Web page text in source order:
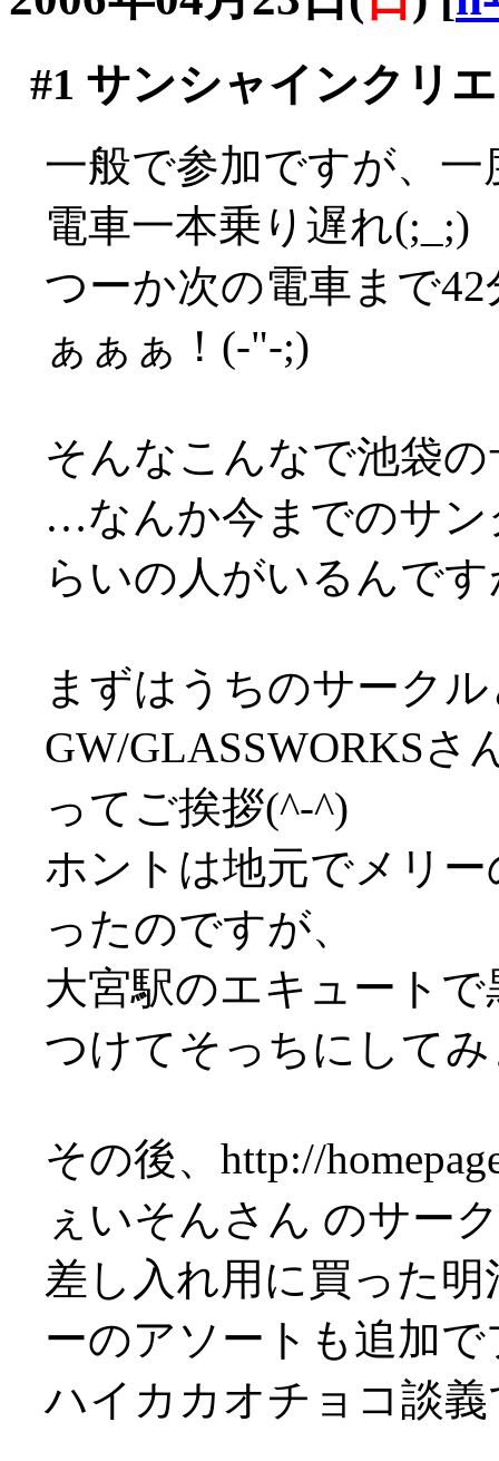
#1 サンシャインクリ
一般で参加ですが、
電車一本乗り遅れ(;_;)
つーか次の電車まで
ぁぁぁ！(-"-;)
そんなこんなで池袋
…なんか今までのサ
らいの人がいるんで
まずはうちのサーク
GW/GLASSWORKS
ってご挨拶(^-^)
ホントは地元でメリ
ったのですが、
大宮駅のエキュート
つけてそっちにして
その後、http://
ぇいそんさん のサー
差し入れ用に買った
ーのアソートも追加
ハイカカオチョコ談